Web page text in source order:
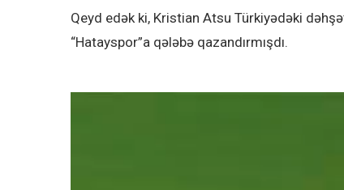
Qeyd edək ki, Kristian Atsu Türkiyədəki
“Hatayspor”a qələbə qazandırmışdı.